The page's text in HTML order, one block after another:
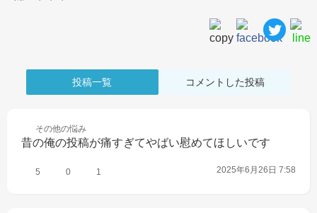
投稿一覧 コメントした投稿
その他の悩み
昔の俺の投稿が痛すぎてやばい慰めてほしいです
5 0 1 2025年6月26日 7:58